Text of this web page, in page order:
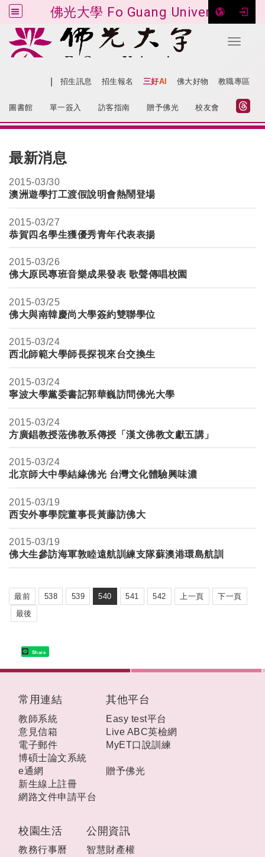
佛光大學 Fo Guang University
Toggle
跳到主要內容
招生訊息 招生報名 三好AI 佛大好物 教職專區
圖書館 單一簽入 訪客指南 贈予佛光 校友會
最新消息
2015-03/30
澳洲遊學打工渡假說明會熱鬧登場
2015-03/27
恭賀四名學生獲優秀青年代表表揚
2015-03/26
佛大原民專班音樂成果發表 歌聲傳唱校園
2015-03/25
佛大與南韓慶尚大學簽約雙聯學位
2015-03/24
西北師範大學師長探視來台交換生
2015-03/24
寧波大學黨委書記郭華巍訪問佛光大學
2015-03/24
方廣錩教授蒞佛教系傳授「漢文佛教文獻五講」
2015-03/24
北京師大中學結緣佛光 台灣文化體驗興味濃
2015-03/19
西安外事學院董事長黃藤訪佛大
2015-03/19
佛大生參訪海軍敦睦遠航訓練支隊蘇澳港環島航訓
最前 538 539 540 541 542 上一頁
下一頁
最後
Share
校園生活
教務行事曆
公開資訊
智慧財產權
常用連結
教師系統
意見信箱
電子郵件
博碩士論文系統
e通網
新生線上註冊
網路文件申請平台
其他平台
Easy test平台
Live ABC英檢網
MyET口說訓練
贈予佛光